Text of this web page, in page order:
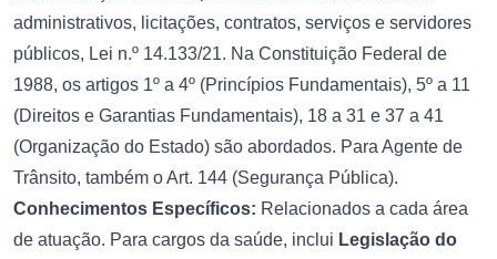
administrativos, licitações, contratos, serviços e servidores
públicos, Lei n.º 14.133/21. Na Constituição Federal de
1988, os artigos 1º a 4º (Princípios Fundamentais), 5º a 11
(Direitos e Garantias Fundamentais), 18 a 31 e 37 a 41
(Organização do Estado) são abordados. Para Agente de
Trânsito, também o Art. 144 (Segurança Pública).
Conhecimentos Específicos: Relacionados a cada área
de atuação. Para cargos da saúde, inclui Legislação do